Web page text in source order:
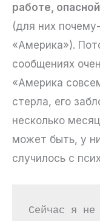
работе,
(для них
«Америка»).
сообщениях
«Америка
стерла, его
несколько
может быть, у
случилось с
Сейчас я не